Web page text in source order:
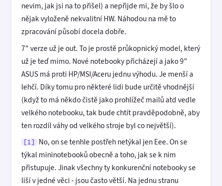
nevim, jak jsi na to přišel) a nepřijde mi, že by šlo o
nějak vyloženě nekvalitní HW. Náhodou na mě to
zpracování působí docela dobře.
7" verze už je out. To je prostě průkopnický model, který
už je teď mimo. Nové notebooky přicházejí a jako 9"
ASUS má proti HP/MSI/Aceru jednu výhodu. Je menší a
lehčí. Díky tomu pro některé lidi bude určitě vhodnější
(když to má někdo čistě jako prohlížeč mailů atd vedle
velkého notebooku, tak bude chtít pravděpodobně, aby
ten rozdíl váhy od velkého stroje byl co největší).
[1]
No, on se tenhle postřeh netýkal jen Eee. On se
týkal mininotebooků obecně a toho, jak se k nim
přistupuje. Jinak všechny ty konkurenční notebooky se
liší v jedné věci - jsou často větší. Na jednu stranu